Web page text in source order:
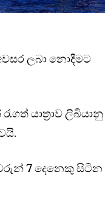
ලබා නොදීමට
යාත්‍රාව ලිබියානු
7 දෙනෙකු සිටින